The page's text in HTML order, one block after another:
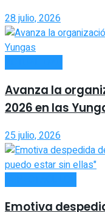
28 julio, 2026
Avanza la
2026 en las
25 julio, 2026
Emotiva